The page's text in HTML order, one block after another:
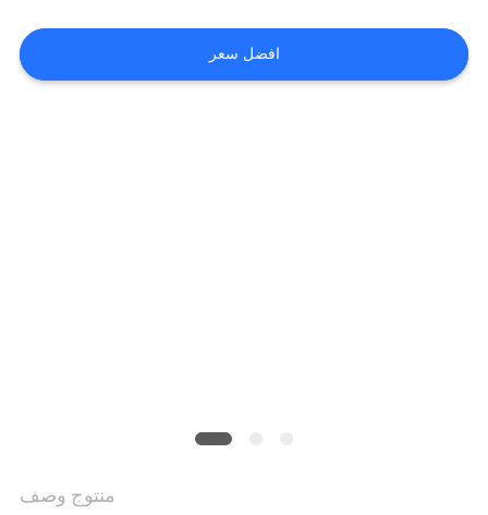
اطلب
اقتباس
افضل سعر
منتوج وصف